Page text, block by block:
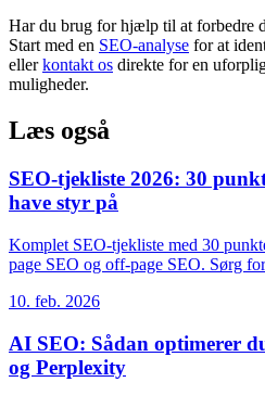
Har du brug for hjælp til at forbedre
Start med en SEO-analyse for at
ellerkontakt os direkte for en
muligheder.
Læs også
SEO-tjekliste 2026: 30
have styr på
Komplet SEO-tjekliste med 30
page SEO og off-page SEO. Sørg
10. feb. 2026
AI SEO: Sådan optimerer
og Perplexity